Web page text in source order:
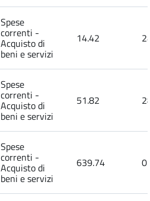
Spese
correnti -
Acquisto di
beni e servizi
14.42
Spese
correnti -
Acquisto di
beni e servizi
51.82
Spese
correnti -
Acquisto di
beni e servizi
639.74